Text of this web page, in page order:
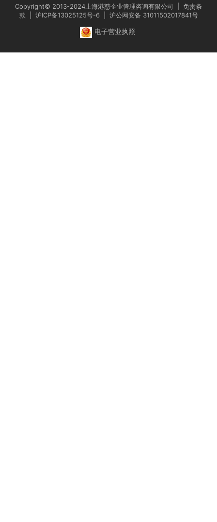
Copyright© 2013-2024上海港慈企业管理咨询有限公司 | 免责条
款
沪ICP备13025125号-6| 沪公网安备 31011502017841号
电子营业执照